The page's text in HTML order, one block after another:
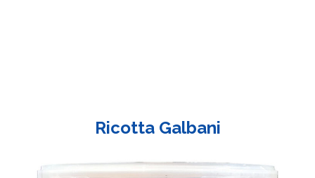
Ricotta Galbani